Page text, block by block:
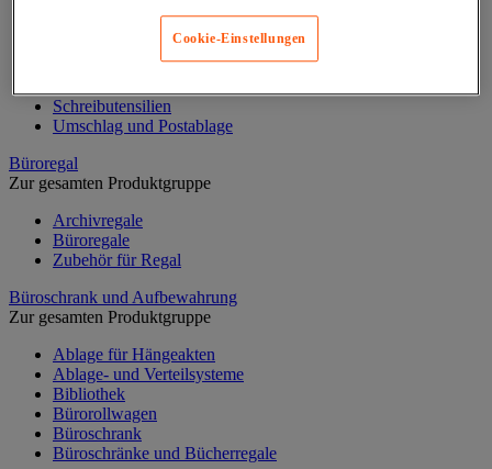
Kalender und Schreibunterlage
Schreibutensilien
Umschlag und Postablage
Büroregal
Zur gesamten Produktgruppe
Archivregale
Büroregale
Zubehör für Regal
Büroschrank und Aufbewahrung
Zur gesamten Produktgruppe
Ablage für Hängeakten
Ablage- und Verteilsysteme
Bibliothek
Bürorollwagen
Büroschrank
Büroschränke und Bücherregale
Cookie-Einstellungen